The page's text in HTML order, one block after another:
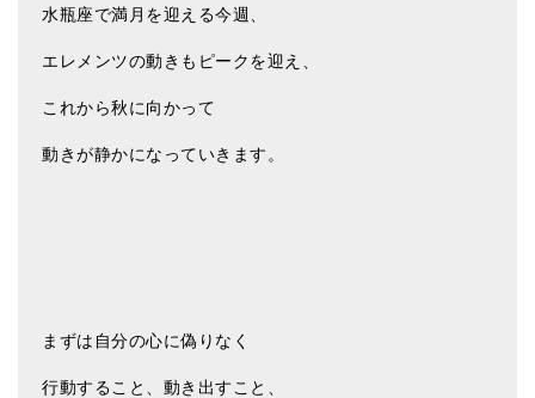
水瓶座で満月を迎える今週、
エレメンツの動きもピークを迎え、
これから秋に向かって
動きが静かになっていきます。
まずは自分の心に偽りなく
行動すること、動き出すこと、